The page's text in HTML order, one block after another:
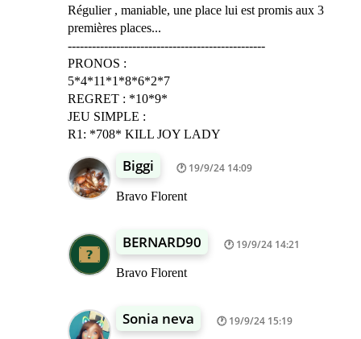
Régulier , maniable, une place lui est promis aux 3
premières places...
-------------------------------------------------
PRONOS :
5*4*11*1*8*6*2*7
REGRET : *10*9*
JEU SIMPLE :
R1: *708* KILL JOY LADY
Biggi 19/9/24 14:09
Bravo Florent
BERNARD90 19/9/24 14:21
Bravo Florent
Sonia neva 19/9/24 15:19